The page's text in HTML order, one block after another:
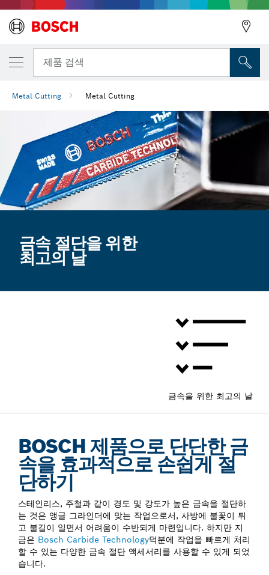
제품 검색
Metal Cutting Metal Cutting
금속 절단을 위한
최고의 날
금속을 위한 최고의 날
BOSCH 제품으로 단단한 금
속을 효과적으로 손쉽게 절
단하기
스테인리스, 주철과 같이 경도 및 강도가 높은 금속을 절단하
는 것은 앵글 그라인더에 맞는 작업으로서, 사방에 불꽃이 튀
고 불길이 일면서 어려움이 수반되게 마련입니다. 하지만 지
금은 Bosch Carbide Technology덕분에 작업을 빠르게 처리
할 수 있는 다양한 금속 절단 액세서리를 사용할 수 있게 되었
습니다.